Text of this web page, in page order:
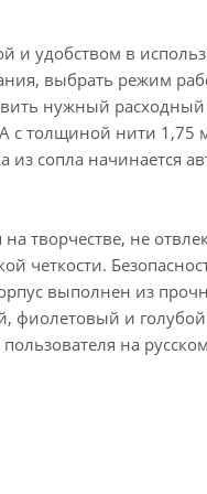
и удобством в
выбрать режим
нужный
с толщиной нити
сопла начинается
творчестве, не
четкости.
выполнен из
фиолетовый и
на